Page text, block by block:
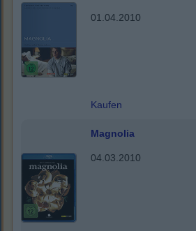
01.04.2010
Kaufen
Magnolia
04.03.2010